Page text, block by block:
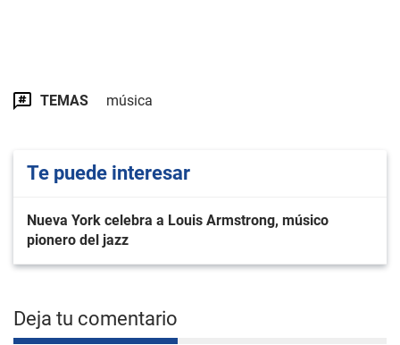
TEMAS música
Te puede interesar
Nueva York celebra a Louis Armstrong, músico
pionero del jazz
Deja tu comentario